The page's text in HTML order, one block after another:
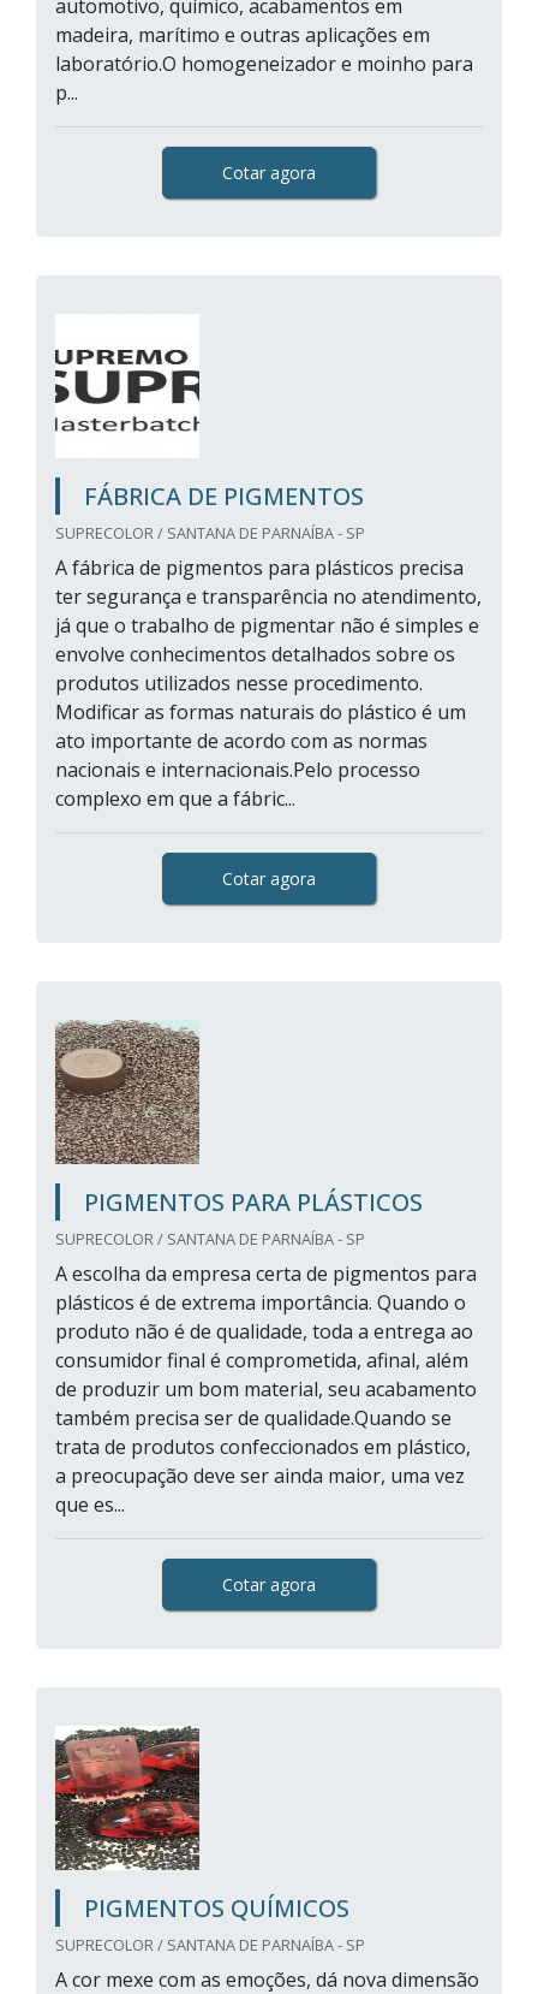
automotivo, químico, acabamentos em
madeira, marítimo e outras aplicações em
laboratório.O homogeneizador e moinho para
p...
Cotar agora
FÁBRICA DE PIGMENTOS
SUPRECOLOR / SANTANA DE PARNAÍBA - SP
A fábrica de pigmentos para plásticos precisa
ter segurança e transparência no atendimento,
já que o trabalho de pigmentar não é simples e
envolve conhecimentos detalhados sobre os
produtos utilizados nesse procedimento.
Modificar as formas naturais do plástico é um
ato importante de acordo com as normas
nacionais e internacionais.Pelo processo
complexo em que a fábric...
Cotar agora
PIGMENTOS PARA PLÁSTICOS
SUPRECOLOR / SANTANA DE PARNAÍBA - SP
A escolha da empresa certa de pigmentos para
plásticos é de extrema importância. Quando o
produto não é de qualidade, toda a entrega ao
consumidor final é comprometida, afinal, além
de produzir um bom material, seu acabamento
também precisa ser de qualidade.Quando se
trata de produtos confeccionados em plástico,
a preocupação deve ser ainda maior, uma vez
que es...
Cotar agora
PIGMENTOS QUÍMICOS
SUPRECOLOR / SANTANA DE PARNAÍBA - SP
A cor mexe com as emoções, dá nova dimensão